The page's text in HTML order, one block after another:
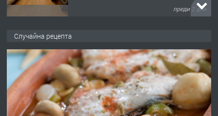
преди 2 дни
АПАРТАМЕНТ В ЦЕНТЪРА НА ГР.
ХАСКОВО
преди 3 дни
ПРЕДЛАГА Давам гараж под наем
Случайна рецепта